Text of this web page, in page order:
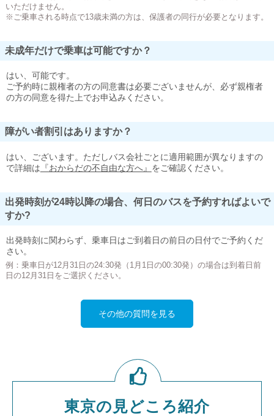
いただけません。
※ご乗車される時点で13歳未満の方は、保護者の同行が必要となります。
未成年だけで乗車は可能ですか？
はい、可能です。
ご予約時に親権者の方の同意書は必要ございませんが、必ず親権者
の方の同意を得た上でお申込みください。
障がい者割引はありますか？
はい、ございます。ただしバス会社ごとに適用範囲が異なりますの
で詳細は 『おからだの不自由な方へ』 をご確認ください。
出発時刻が24時以降の場合、何日のバスを予約すればよいで
すか?
出発時刻に関わらず、乗車日はご到着日の前日の日付でご予約くだ
さい。
例：乗車日が12月31日の24:30発（1月1日の00:30発）の場合は到着日前
日の12月31日をご選択ください。
その他の質問を見る
東京の見どころ紹介